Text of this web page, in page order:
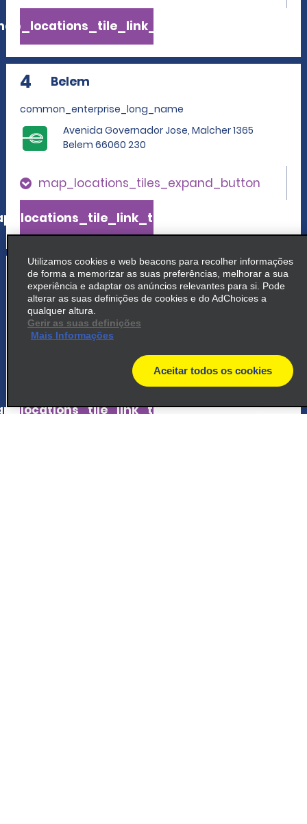
4 Belem
common_enterprise_long_name
Avenida Governador Jose, Malcher 1365
Belem 66060 230
map_locations_tiles_expand_button
5 Belem
common_national_long_name
Avenida Governador Jose, Malcher 1365
Belem 66060 230
map_locations_tiles_expand_button
map
Utilizamos cookies e web beacons para recolher informações
de forma a memorizar as suas preferências, melhorar a sua
experiência e adaptar os anúncios relevantes para si. Pode
alterar as suas definições de cookies e do AdChoices a
qualquer altura.
Gerir as suas definições
Mais Informações
Aceitar todos os cookies